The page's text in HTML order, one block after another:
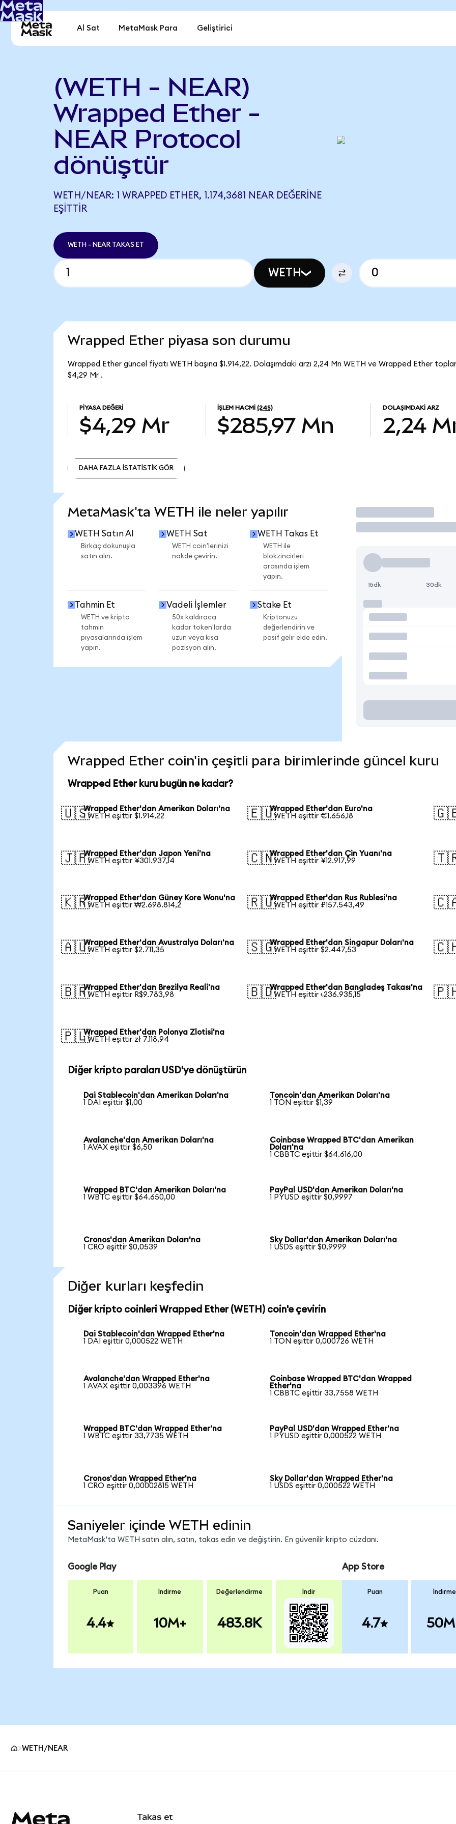
Al Sat MetaMask Para Geliştirici
(WETH - NEAR)
Wrapped Ether -
NEAR Protocol
dönüştür
WETH/NEAR: 1 WRAPPED ETHER, 1.174,3681 NEAR DEĞERINE
EŞITTIR
WETH - NEAR TAKAS ET
WETH
Wrapped Ether piyasa son durumu
Wrapped Ether güncel fiyatı WETH başına $1.914,22. Dolaşımdaki arzı 2,24 Mn WETH ve Wrapped Ether
$4,29 Mr .
PIYASA DEĞERI
$4,29 Mr
İŞLEM HACMI (24S)
$285,97 Mn
DOLAŞIMDAKI ARZ
2,24
DAHA FAZLA İSTATİSTİK GÖR
MetaMask'ta WETH ile neler yapılır
WETH Satın Al
Birkaç dokunuşla
satın alın.
WETH Sat
WETH coin'lerinizi
nakde çevirin.
WETH Takas Et
WETH ile
blokzincirleri
arasında işlem
yapın.
Tahmin Et
WETH ve kripto
tahmin
piyasalarında işlem
yapın.
Vadeli İşlemler
50x kaldıraca
kadar token'larda
uzun veya kısa
pozisyon alın.
Stake Et
Kriptonuzu
değerlendirin ve
pasif gelir elde edin.
İşlem Yap
15dk 30dk
Wrapped Ether coin'in çeşitli para birimlerinde güncel kuru
Wrapped Ether kuru bugün ne kadar?
🇺🇸Wrapped Ether'dan Amerikan Doları'na
1 WETH eşittir $1.914,22
🇪🇺Wrapped Ether'dan Euro'na
1 WETH eşittir €1.656,18
🇯🇵Wrapped Ether'dan Japon Yeni'na
1 WETH eşittir ¥301.937,14
🇨🇳Wrapped Ether'dan Çin Yuanı'na
1 WETH eşittir ¥12.917,99
🇰🇷Wrapped Ether'dan Güney Kore Wonu'na
1 WETH eşittir ₩2.698.814,2
🇷🇺Wrapped Ether'dan Rus Rublesi'na
1 WETH eşittir ₽157.543,49
🇦🇺Wrapped Ether'dan Avustralya Doları'na
1 WETH eşittir $2.711,35
🇸🇬Wrapped Ether'dan Singapur Doları'na
1 WETH eşittir $2.447,53
🇧🇷Wrapped Ether'dan Brezilya Reali'na
1 WETH eşittir R$9.783,98
🇧🇩Wrapped Ether'dan Bangladeş Takası'na
1 WETH eşittir ৳236.935,15
🇵🇱Wrapped Ether'dan Polonya Zlotisi'na
1 WETH eşittir zł 7.118,94
Diğer kripto paraları USD'ye dönüştürün
Dai Stablecoin'dan Amerikan Doları'na
1 DAI eşittir $1,00
Toncoin'dan Amerikan Doları'na
1 TON eşittir $1,39
Avalanche'dan Amerikan Doları'na
1 AVAX eşittir $6,50
Coinbase Wrapped BTC'dan Amerikan
Doları'na
1 CBBTC eşittir $64.616,00
Wrapped BTC'dan Amerikan Doları'na
1 WBTC eşittir $64.650,00
PayPal USD'dan Amerikan Doları'na
1 PYUSD eşittir $0,9997
Cronos'dan Amerikan Doları'na
1 CRO eşittir $0,0539
Sky Dollar'dan Amerikan Doları'na
1 USDS eşittir $0,9999
Diğer kurları keşfedin
Diğer kripto coinleri Wrapped Ether (WETH) coin'e çevirin
Dai Stablecoin'dan Wrapped Ether'na
1 DAI eşittir 0,000522 WETH
Toncoin'dan Wrapped Ether'na
1 TON eşittir 0,000726 WETH
Avalanche'dan Wrapped Ether'na
1 AVAX eşittir 0,003396 WETH
Coinbase Wrapped BTC'dan Wrapped
Ether'na
1 CBBTC eşittir 33,7558 WETH
Wrapped BTC'dan Wrapped Ether'na
1 WBTC eşittir 33,7735 WETH
PayPal USD'dan Wrapped Ether'na
1 PYUSD eşittir 0,000522 WETH
Cronos'dan Wrapped Ether'na
1 CRO eşittir 0,00002815 WETH
Sky Dollar'dan Wrapped Ether'na
1 USDS eşittir 0,000522 WETH
Saniyeler içinde WETH edinin
MetaMask'ta WETH satın alın, satın, takas edin ve değiştirin. En güvenilir kripto cüzdanı.
Google Play
Puan
4.4
İndirme
10M+
Değerlendirme
483.8K
İndir
App Store
Puan
4.7
İndirme
WETH/NEAR
Takas et